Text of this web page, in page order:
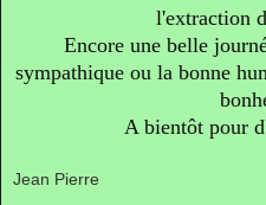
l'extraction
Encore une belle
sympathique ou la bonne
A bientôt pour
Jean Pierre